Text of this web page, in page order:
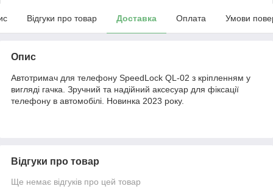
Відгуки про товар Доставка Оплата Умови
Опис
Автотримач для телефону SpeedLock QL-02 з кріпленням у
вигляді гачка. Зручний та надійний аксесуар для фіксації
телефону в автомобілі. Новинка 2023 року.
Відгуки про товар
Ще немає відгуків про цей товар